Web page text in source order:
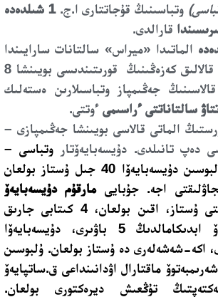
وتباسىنىڭ قۇجاتتارى ا.ج.
1 شىلدەدە
قارالدى.
الماتىدا «ميراس» سالتانات سارايىندا
كەزەڭىنىڭ
قورىتىندىسى بويىنشا 8
جەڭىمپاز وتباسىلارىن ەستەلىك
سالتاناتتى ءراسىمى ءوتتى.
الماتى قالاسى بويىنشا جەڭىمپازى –
دەپ تانىلدى. دۇيسەبايەۆتار وتباسى –
ۇستازدار وتباسى. ۇلبوسىن دۇيسەبايەۆا 40 جىل ۇستاز بولعان
اجە. جۇبايىمارقۇم دۇيسەبايەۆ
دا ۇلاعاتتى ۇستاز، اقىن بولعان، 4 كىتابى جارىق
كورگەن. دۇيسەبايەۆ ابدىكامالدىڭ 5 باۋىرى، دۇيسەبايەۆا
4 باۋىرى، اكە-شەشەلەرى دە ۇستاز بولعان. ۇلبوسىن
ماقتارال اۋدانىنداعى ق.ساتپايەۆ
تۇڭعىش ديرەكتورى بولعان.